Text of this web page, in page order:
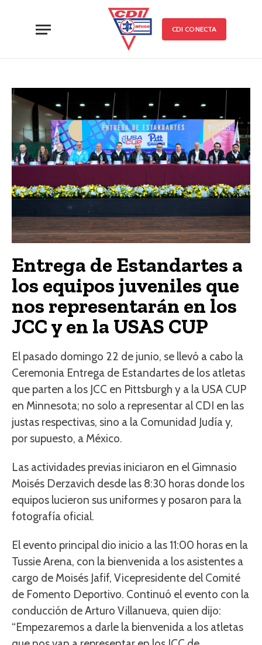
CDI CONECTA
Entrega de Estandartes a
los equipos juveniles que
nos representarán en los
JCC y en la USAS CUP
El pasado domingo 22 de junio, se llevó a cabo la
Ceremonia Entrega de Estandartes de los atletas
que parten a los JCC en Pittsburgh y a la USA CUP
en Minnesota; no solo a representar al CDI en las
justas respectivas, sino a la Comunidad Judía y,
por supuesto, a México.
Las actividades previas iniciaron en el Gimnasio
Moisés Derzavich desde las 8:30 horas donde los
equipos lucieron sus uniformes y posaron para la
fotografía oficial.
El evento principal dio inicio a las 11:00 horas en la
Tussie Arena, con la bienvenida a los asistentes a
cargo de Moisés Jafif, Vicepresidente del Comité
de Fomento Deportivo. Continuó el evento con la
conducción de Arturo Villanueva, quien dijo:
“Empezaremos a darle la bienvenida a los atletas